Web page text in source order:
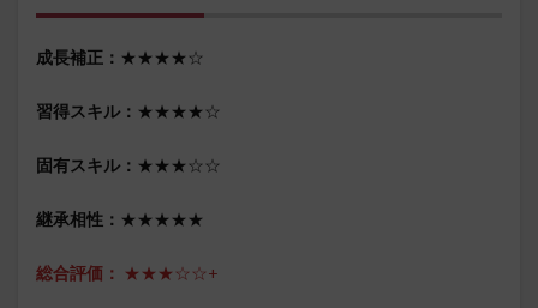
成長補正： ★★★★☆
習得スキル： ★★★★☆
固有スキル： ★★★☆☆
継承相性： ★★★★★
総合評価： ★★★☆☆+